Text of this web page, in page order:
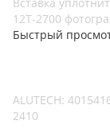
Быстрый
ALUTECH:
2410